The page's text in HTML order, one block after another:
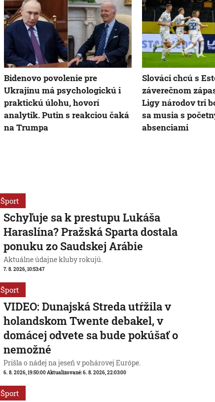
Bidenovo povolenie pre
Ukrajinu má psychologickú i
praktickú úlohu, hovorí
analytik. Putin s reakciou čaká
na Trumpa
Slováci chcú s
záverečnom
Ligy národov tri
sa musia s
absenciami
Šport
Schyľuje sa k prestupu Lukáša
Haraslína? Pražská Sparta dostala
ponuku zo Saudskej Arábie
Aktuálne údajne kluby rokujú.
7. 8. 2026, 10:53:47
Šport
VIDEO: Dunajská Streda utŕžila v
holandskom Twente debakel, v
domácej odvete sa bude pokúšať o
nemožné
Prišla o nádej na jeseň v pohárovej Európe.
6. 8. 2026, 19:50:00Aktualizované:6. 8. 2026, 22:03:00
Šport